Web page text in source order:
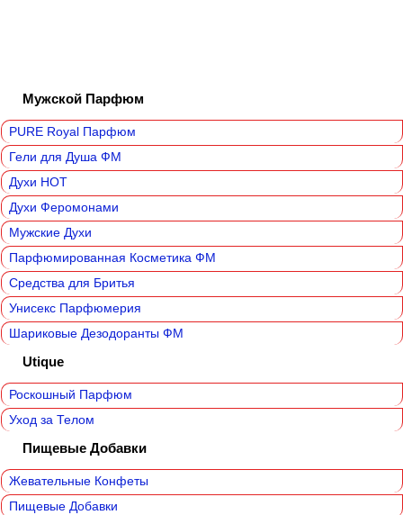
Мужской Парфюм
PURE Royal Парфюм
Гели для Душа ФМ
Духи HOT
Духи Феромонами
Мужские Духи
Парфюмированная Косметика ФМ
Средства для Бритья
Унисекс Парфюмерия
Шариковые Дезодоранты ФМ
Utique
Роскошный Парфюм
Уход за Телом
Пищевые Добавки
Жевательные Конфеты
Пищевые Добавки